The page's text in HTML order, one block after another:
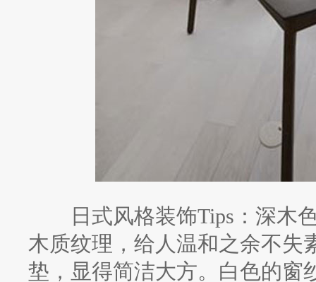
日式风格装饰Tips：深木色
木质纹理，给人温和之余不失
垫，显得简洁大方。白色的窗